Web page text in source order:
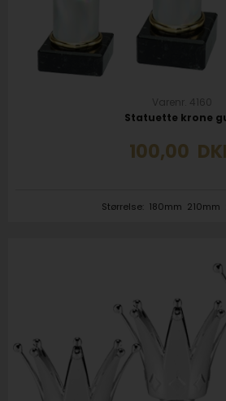
Varenr. 4160
Statuette krone
100,00
Størrelse: 180mm 210mm